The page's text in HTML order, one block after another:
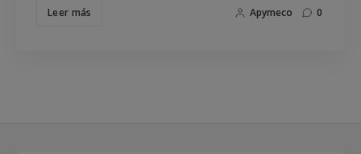
Leer más Apymeco 0